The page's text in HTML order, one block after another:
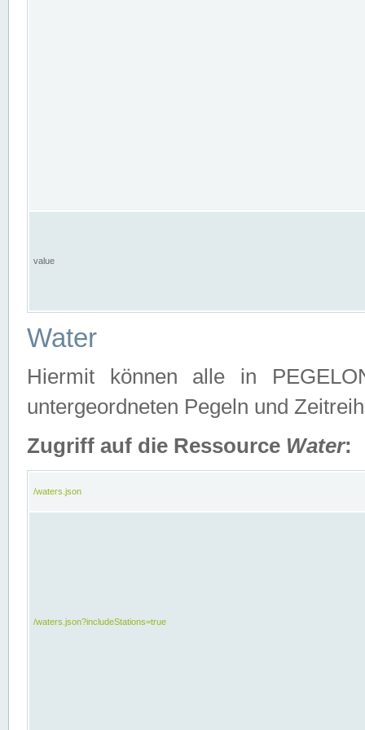
value
Water
Hiermit können alle in
untergeordneten Pegeln und
Zugriff auf die Ressource Water:
/waters.json
/waters.json?includeStations=true